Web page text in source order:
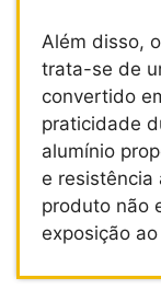
Além disso,
trata-se de
convertido
praticidade
alumínio
e resistência
produto não
exposição